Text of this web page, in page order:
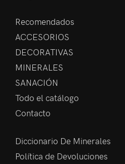
Recomendados
ACCESORIOS
DECORATIVAS
MINERALES
SANACIÓN
Todo el catálogo
Contacto
Diccionario De Minerales
Política de Devoluciones